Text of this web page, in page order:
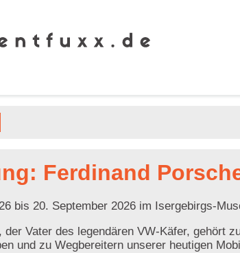
Ferdinand
bis 20. September 2026 im Isergebirgs-
der Vater des legendären VW-Käfer, gehört
und zu Wegbereitern unserer heutigen